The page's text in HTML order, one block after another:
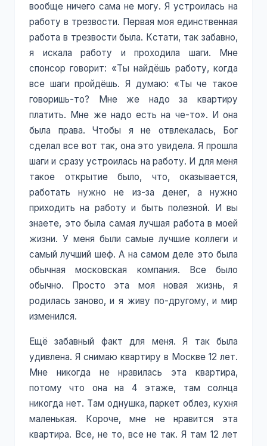
вообще ничего сама не могу. Я устроилась на
работу в трезвости. Первая моя единственная
работа в трезвости была. Кстати, так забавно,
я искала работу и проходила шаги. Мне
спонсор говорит: «Ты найдёшь работу, когда
все шаги пройдёшь. Я думаю: «Ты че такое
говоришь-то? Мне же надо за квартиру
платить. Мне же надо есть на че-то». И она
была права. Чтобы я не отвлекалась, Бог
сделал все вот так, она это увидела. Я прошла
шаги и сразу устроилась на работу. И для меня
такое открытие было, что, оказывается,
работать нужно не из-за денег, а нужно
приходить на работу и быть полезной. И вы
знаете, это была самая лучшая работа в моей
жизни. У меня были самые лучшие коллеги и
самый лучший шеф. А на самом деле это была
обычная московская компания. Все было
обычно. Просто эта моя новая жизнь, я
родилась заново, и я живу по-другому, и мир
изменился.
Ещё забавный факт для меня. Я так была
удивлена. Я снимаю квартиру в Москве 12 лет.
Мне никогда не нравилась эта квартира,
потому что она на 4 этаже, там солнца
никогда нет. Там однушка, паркет облез, кухня
маленькая. Короче, мне не нравится эта
квартира. Все, не то, все не так. Я там 12 лет